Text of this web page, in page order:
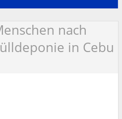
nach
in Cebu